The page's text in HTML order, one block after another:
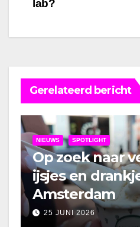
lab?
Gerelateerd bericht
NIEUWS SPOTLIGHT
Op zoek naar
ijsjes en
Amsterdam
25 JUNI 2026